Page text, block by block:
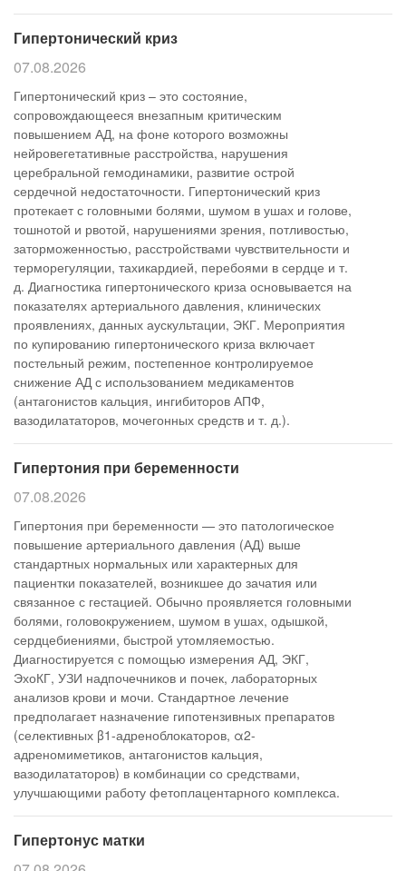
Гипертонический криз
07.08.2026
Гипертонический криз – это состояние,
сопровождающееся внезапным критическим
повышением АД, на фоне которого возможны
нейровегетативные расстройства, нарушения
церебральной гемодинамики, развитие острой
сердечной недостаточности. Гипертонический криз
протекает с головными болями, шумом в ушах и голове,
тошнотой и рвотой, нарушениями зрения, потливостью,
заторможенностью, расстройствами чувствительности и
терморегуляции, тахикардией, перебоями в сердце и т.
д. Диагностика гипертонического криза основывается на
показателях артериального давления, клинических
проявлениях, данных аускультации, ЭКГ. Мероприятия
по купированию гипертонического криза включает
постельный режим, постепенное контролируемое
снижение АД с использованием медикаментов
(антагонистов кальция, ингибиторов АПФ,
вазодилататоров, мочегонных средств и т. д.).
Гипертония при беременности
07.08.2026
Гипертония при беременности — это патологическое
повышение артериального давления (АД) выше
стандартных нормальных или характерных для
пациентки показателей, возникшее до зачатия или
связанное с гестацией. Обычно проявляется головными
болями, головокружением, шумом в ушах, одышкой,
сердцебиениями, быстрой утомляемостью.
Диагностируется с помощью измерения АД, ЭКГ,
ЭхоКГ, УЗИ надпочечников и почек, лабораторных
анализов крови и мочи. Стандартное лечение
предполагает назначение гипотензивных препаратов
(селективных β1-адреноблокаторов, α2-
адреномиметиков, антагонистов кальция,
вазодилататоров) в комбинации со средствами,
улучшающими работу фетоплацентарного комплекса.
Гипертонус матки